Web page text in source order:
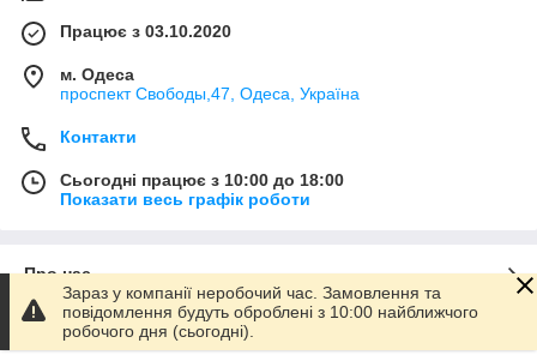
Працює з 03.10.2020
м. Одеса
проспект Свободы,47, Одеса, Україна
Контакти
Сьогодні працює з 10:00 до 18:00
Показати весь графік роботи
Про нас
Контакти
Зараз у компанії неробочий час. Замовлення та
повідомлення будуть оброблені з 10:00 найближчого
робочого дня (сьогодні).